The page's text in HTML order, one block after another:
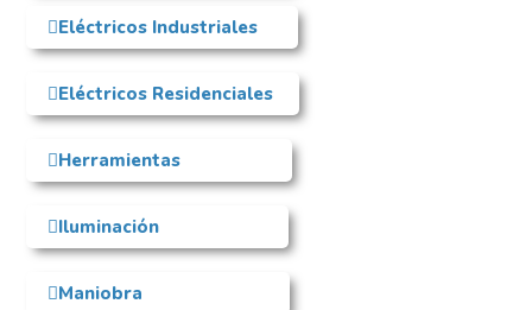
Eléctricos Industriales
Eléctricos Residenciales
Herramientas
Iluminación
Maniobra